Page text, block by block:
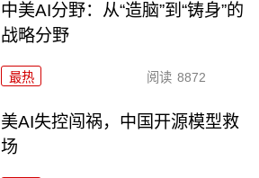
中美AI分野：从“造脑”到“铸身”的
战略分野
最热 阅读 8872
美AI失控闯祸，中国开源模型救
场